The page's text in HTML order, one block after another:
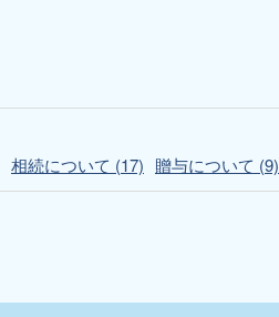
相続について (17) 贈与について (9)